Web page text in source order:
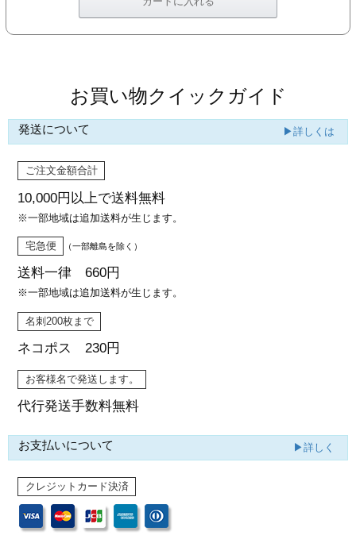
お買い物クイックガイド
発送について ▶詳しくは
ご注文金額合計
10,000円以上で送料無料
※一部地域は追加送料が生じます。
宅急便 （一部離島を除く）
送料一律 660円
※一部地域は追加送料が生じます。
名刺200枚まで
ネコポス 230円
お客様名で発送します。
代行発送手数料無料
お支払いについて ▶詳しく
クレジットカード決済